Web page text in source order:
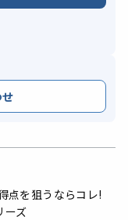
点を狙うならコレ!
ーズ